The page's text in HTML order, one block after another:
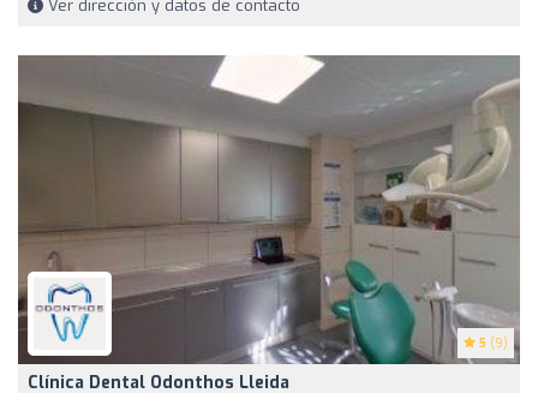
Ver dirección y datos de contacto
5 (9)
Clínica Dental Odonthos Lleida